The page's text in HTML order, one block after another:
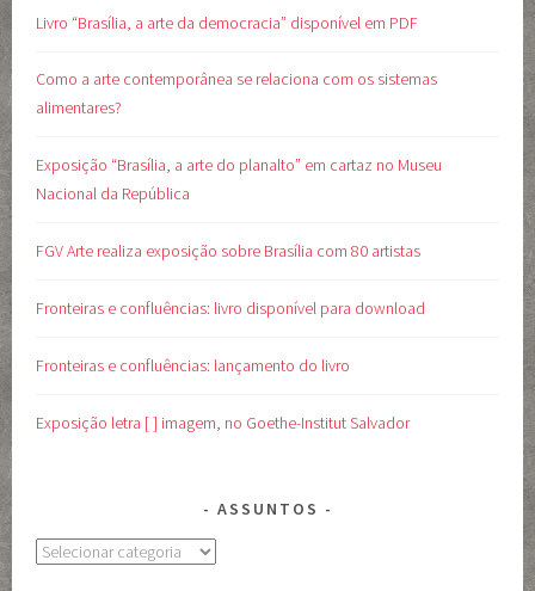
Livro “Brasília, a arte da democracia” disponível em PDF
Como a arte contemporânea se relaciona com os sistemas
alimentares?
Exposição “Brasília, a arte do planalto” em cartaz no Museu
Nacional da República
FGV Arte realiza exposição sobre Brasília com 80 artistas
Fronteiras e confluências: livro disponível para download
Fronteiras e confluências: lançamento do livro
Exposição letra [ ] imagem, no Goethe-Institut Salvador
ASSUNTOS
Assuntos